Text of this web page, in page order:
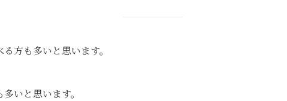
方も多いと思います。
いと思います。